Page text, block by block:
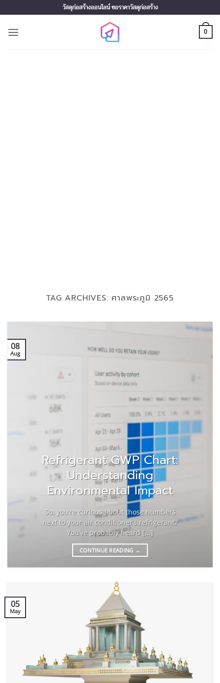
to
content
วัสดุก่อสร้างออนไลน์ ขอราคาวัสดุก่อสร้าง
0
TAG ARCHIVES: ศาลพระภูมิ 2565
วัสดุก่อสร้าง
Refrigerant GWP Chart:
Understanding
Environmental Impact
So, you’re curious about those numbers
next to your air conditioner’s refrigerant?
You’ve probably heard [...]
CONTINUE READING →
08
Aug
05
May